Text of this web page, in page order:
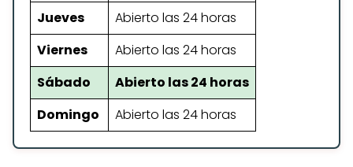
Jueves
Abierto las 24 horas
Viernes
Abierto las 24 horas
Sábado
Abierto las 24 horas
Domingo
Abierto las 24 horas